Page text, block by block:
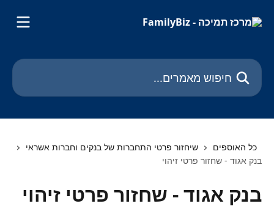
חיפוש מאמרים...
כל האוספים
שיחזור פרטי התחברות של בנקים וחברות אשראי
בנק אגוד - שחזור פרטי זיהוי
בנק אגוד - שחזור פרטי זיהוי